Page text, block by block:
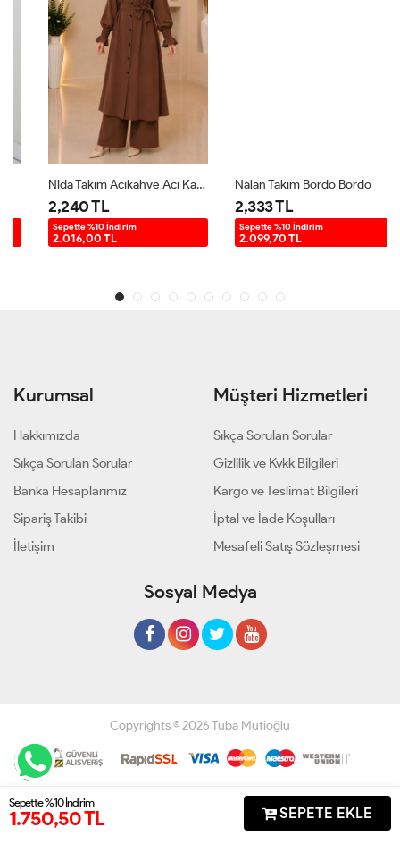
Sepette %10 İndirim
1.750,50 TL SEPETE EKLE
Nida Takım Acıkahve Acı Kahve
2,240 TL
Sepette %10 İndirim
2.016,00 TL
Nalan Takım Bordo Bordo
2,333 TL
Sepette %10 İndirim
2.099,70 TL
Kurumsal
Hakkımızda
Sıkça Sorulan Sorular
Banka Hesaplarımız
Sipariş Takibi
İletişim
Müşteri Hizmetleri
Sıkça Sorulan Sorular
Gizlilik ve Kvkk Bilgileri
Kargo ve Teslimat Bilgileri
İptal ve İade Koşulları
Mesafeli Satış Sözleşmesi
Sosyal Medya
Copyrights © 2026 Tuba Mutioğlu
Geliştir - powered by innovation
Anasayfa Üye Girişi Sipariş Takibi İletişim